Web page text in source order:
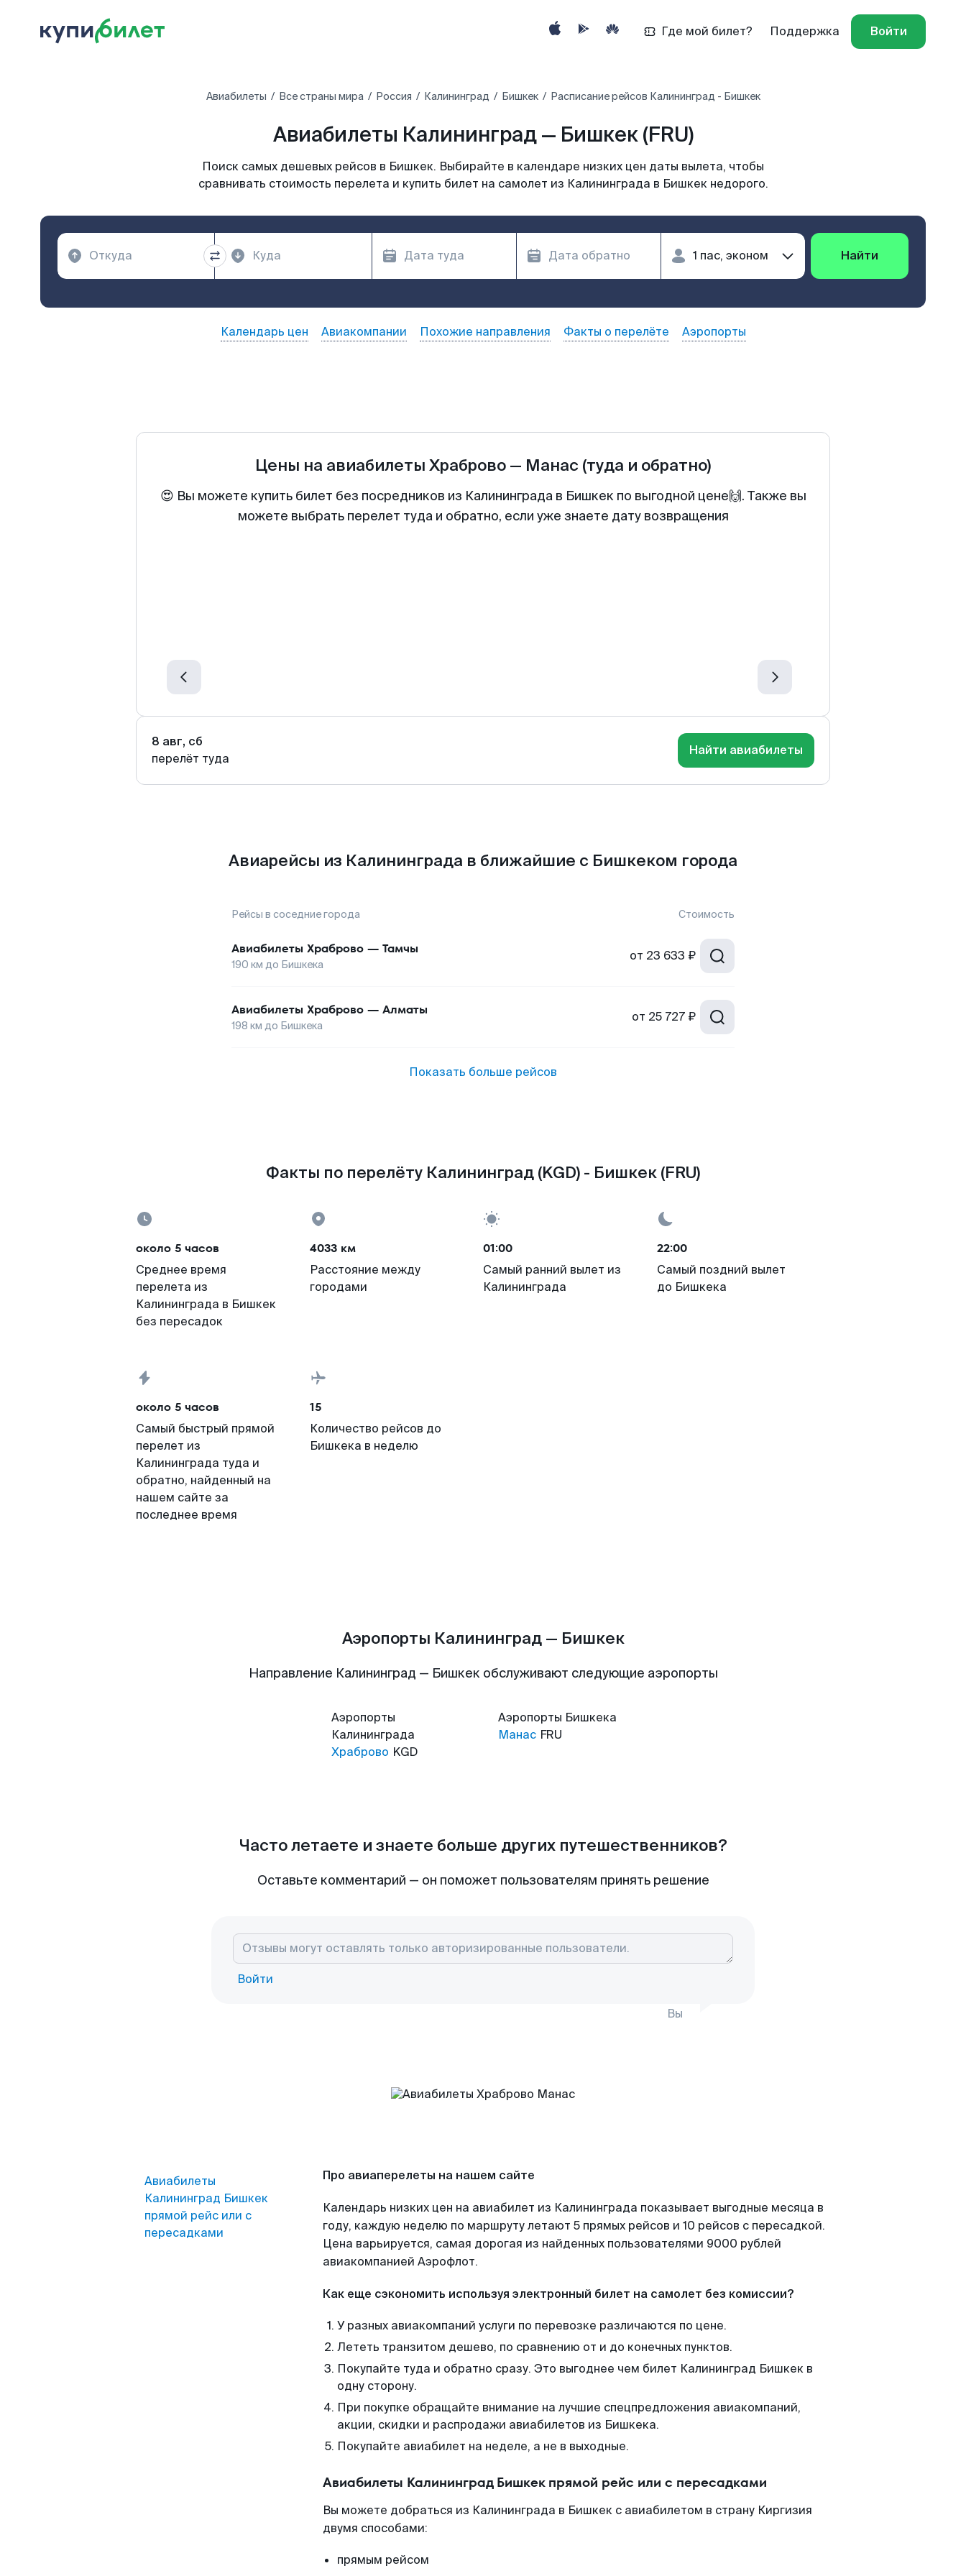
Где мой билет? Поддержка Войти
Авиабилеты Все страны мира Россия Калининград Бишкек Расписание рейсов Калининград - Бишкек
Авиабилеты Калининград — Бишкек (FRU)
Поиск самых дешевых рейсов в Бишкек. Выбирайте в календаре низких цен даты вылета, чтобы
сравнивать стоимость перелета и купить билет на самолет из Калининграда в Бишкек недорого.
Найти
Календарь цен Авиакомпании Похожие направления Факты о перелёте Аэропорты
Цены на авиабилеты Храброво — Манас (туда и обратно)
😍 Вы можете купить билет без посредников из Калининграда в Бишкек по выгодной цене🙌. Также вы
можете выбрать перелет туда и обратно, если уже знаете дату возвращения
8 авг, сб
перелёт туда
Найти авиабилеты
Авиарейсы из Калининграда в ближайшие с Бишкеком города
Рейсы в соседние города Стоимость
Авиабилеты Храброво — Тамчы
190 км до Бишкека
от 23 633 ₽
Авиабилеты Храброво — Алматы
198 км до Бишкека
от 25 727 ₽
Показать больше рейсов
Факты по перелёту Калининград (KGD) - Бишкек (FRU)
около 5 часов
Среднее время
перелета из
Калининграда в Бишкек
без пересадок
4033 км
Расстояние между
городами
01:00
Самый ранний вылет из
Калининграда
22:00
Самый поздний вылет
до Бишкека
около 5 часов
Самый быстрый прямой
перелет из
Калининграда туда и
обратно, найденный на
нашем сайте за
последнее время
15
Количество рейсов до
Бишкека в неделю
Аэропорты Калининград — Бишкек
Направление Калининград — Бишкек обслуживают следующие аэропорты
Аэропорты
Калининграда
Храброво KGD
Аэропорты Бишкека
Манас FRU
Часто летаете и знаете больше других путешественников?
Оставьте комментарий — он поможет пользователям принять решение
Войти
Вы
Авиабилеты
Калининград Бишкек
прямой рейс или с
пересадками
Про авиаперелеты на нашем сайте
Календарь низких цен на авиабилет из Калининграда показывает выгодные месяца в
году, каждую неделю по маршруту летают 5 прямых рейсов и 10 рейсов с пересадкой.
Цена варьируется, самая дорогая из найденных пользователями 9000 рублей
авиакомпанией Аэрофлот.
Как еще сэкономить используя электронный билет на самолет без комиссии?
У разных авиакомпаний услуги по перевозке различаются по цене.
Лететь транзитом дешево, по сравнению от и до конечных пунктов.
Покупайте туда и обратно сразу. Это выгоднее чем билет Калининград Бишкек в
одну сторону.
При покупке обращайте внимание на лучшие спецпредложения авиакомпаний,
акции, скидки и распродажи авиабилетов из Бишкека.
Покупайте авиабилет на неделе, а не в выходные.
Авиабилеты Калининград Бишкек прямой рейс или с пересадками
Вы можете добраться из Калининграда в Бишкек с авиабилетом в страну Киргизия
двумя способами:
прямым рейсом